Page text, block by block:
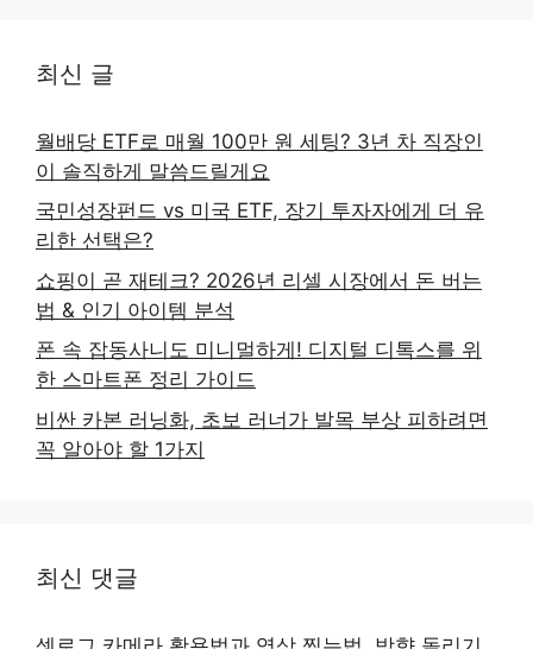
최신 글
월배당 ETF로 매월 100만 원 세팅? 3년 차 직장인
이 솔직하게 말씀드릴게요
국민성장펀드 vs 미국 ETF, 장기 투자자에게 더 유
리한 선택은?
쇼핑이 곧 재테크? 2026년 리셀 시장에서 돈 버는
법 & 인기 아이템 분석
폰 속 잡동사니도 미니멀하게! 디지털 디톡스를 위
한 스마트폰 정리 가이드
비싼 카본 러닝화, 초보 러너가 발목 부상 피하려면
꼭 알아야 할 1가지
최신 댓글